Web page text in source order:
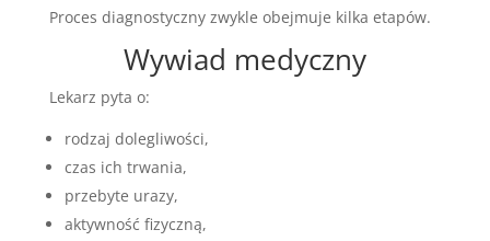
Proces diagnostyczny zwykle obejmuje kilka etapów.
Wywiad medyczny
Lekarz pyta o:
rodzaj dolegliwości,
czas ich trwania,
przebyte urazy,
aktywność fizyczną,